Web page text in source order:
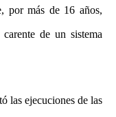
por más de 16 años,
de un sistema
las ejecuciones de las